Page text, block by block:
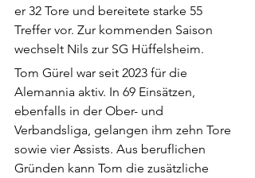
er 32 Tore und bereitete starke 55
Treffer vor. Zur kommenden Saison
wechselt Nils zur SG Hüffelsheim.
Tom Gürel war seit 2023 für die
Alemannia aktiv. In 69 Einsätzen,
ebenfalls in der Ober- und
Verbandsliga, gelangen ihm zehn Tore
sowie vier Assists. Aus beruflichen
Gründen kann Tom die zusätzliche